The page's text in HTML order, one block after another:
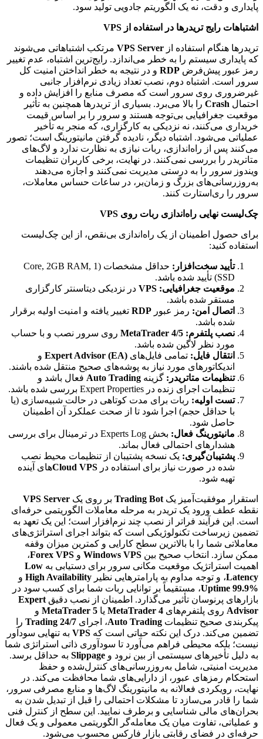
پایداری و دقت، نه یک الگوریتم جادویی تولید سود.
اشتباهات رایج تریدرها در استفاده از VPS
تریدرها هنگام استفاده از VPS Server مرتکب اشتباهاتی می‌شوند
که پایداری سیستم را به خطر می‌اندازد. رایج‌ترین اشتباه، عدم تغییر
رمز عبور پیش‌فرض RDP و در نتیجه به خطر انداختن امنیت کل
سرور است. اشتباه دوم، نصب تعداد زیادی نرم‌افزار جانبی
غیرضروری روی سرور است که مصرف منابع را افزایش داده و
احتمال Crash را بالا می‌برد. بسیاری از تریدرها همچنین به تأثیر
موقعیت جغرافیایی بی‌توجه هستند و سرور را بر اساس قیمت
خریداری می‌کنند، نه نزدیکی به کارگزاری، که منجر به تأخیر
عملیاتی می‌شود. اشتباه دیگر، نادیده گرفتن مانیتورینگ است؛ تصور
می‌کنند پس از راه‌اندازی، ربات نیازی به نظارت ندارد و لاگ‌های
متاتریدر را بررسی نمی‌کنند. در نهایت، برخی کاربران تنظیمات
ویندوز سرور را به درستی مدیریت نمی‌کنند و اجازه می‌دهند
به‌روزرسانی‌های بزرگ و زمان‌بر، در ساعات حساس معاملات،
سرور را ری‌استارت کنند.
چک‌لیست نهایی راه‌اندازی ربات روی VPS
برای حصول اطمینان از یک راه‌اندازی بی‌نقص، از این چک‌لیست
استفاده کنید:
تأیید سخت‌افزار:
حداقل مشخصات (1 Core, 2GB RAM,
SSD) تأیید شده باشد.
موقعیت جغرافیایی: VPS در نزدیکی دیتاسنتر کارگزاری
مستقر شده باشد.
اتصال امن: رمز عبور RDP تغییر یافته و امنیت اولیه برقرار
شده باشد.
نصب پلتفرم: MetaTrader 4/5 روی سرور نصب و با حساب
مورد نظر لاگین شده باشد.
انتقال فایل: تمامی فایل‌های Expert Advisor (EA) و
اندیکاتورهای مورد نیاز به پوشه‌های صحیح منتقل شده باشند.
تنظیمات متاتریدر: گزینه Auto Trading فعال باشد و
تنظیمات اجرای زنده در Expert Properties بررسی شده باشد.
تست اولیه: ربات برای مدت کوتاهی در حالت شبیه‌سازی (یا
با حداقل حجم) اجرا شود تا از صحت عملکرد آن اطمینان
حاصل شود.
مانیتورینگ فعال:
بخش Experts Log در ترمینال برای بررسی
هشدارهای احتمالی فعال بماند.
پشتیبان‌گیری: یک نسخه پشتیبان از تنظیمات محیط نصب
شده در صورت نیاز برای استفاده در Cloud VPS‌های آینده
تهیه شود.
استقرار موفقیت‌آمیز یک Trading Bot بر روی یک VPS Server
نقطه عطف ورود یک تریدر به مرحله معاملات الگوریتمی حرفه‌ای
است. این فرآیند فراتر از نصب چند نرم‌افزار است؛ این یک تعهد به
تضمین زیرساخت تکنولوژیکی است که بتواند اجرای استراتژی‌های
معاملاتی شما را با بالاترین سطح کارایی و کمترین میزان وقفه
ممکن سازد. انتخاب صحیح بین Windows VPS و Forex VPS،
اهمیت استراتژیک موقعیت مکانی سرور برای دستیابی به Low
Latency، و توجه مداوم به پارامترهایی نظیر High Availability و
Uptime 99.9%، مستقیماً بر توانایی ربات شما برای کسب سود در
بازارهای پرنوسان تأثیر می‌گذارد. اطمینان از نصب دقیق Expert
Advisor روی پلتفرم‌های MetaTrader 4 یا MetaTrader 5 و
پیکربندی صحیح تنظیمات Auto Trading، اجرای 24/7 Trading
را
تضمین می‌کند. درک این نکته حیاتی است که VPS به تنهایی سودآور
نیست؛ بلکه محیطی فراهم می‌آورد تا سودآوری ذاتی استراتژی شما
به دلیل تأخیرهای سیستمی از بین نرود و Slippage به حداقل برسد.
مدیریت امنیتی، شامل به‌روزرسانی‌های کنترل‌شده و حفظ
استحکام رمزهای عبور، از دارایی‌های شما محافظت می‌کند. در
نهایت، رویکردی فعالانه به مانیتورینگ لاگ‌ها و منابع مصرفی سرور،
شما را قادر می‌سازد تا مشکلات احتمالی را قبل از تبدیل شدن به
بحران‌های مالی شناسایی و برطرف نمایید. این سطح از کنترل فنی
و عملیاتی، تفاوت میان یک معامله‌گر الگوریتمی معمولی و یک فعال
حرفه‌ای در فضای رقابتی بازار فارکس محسوب می‌شود.